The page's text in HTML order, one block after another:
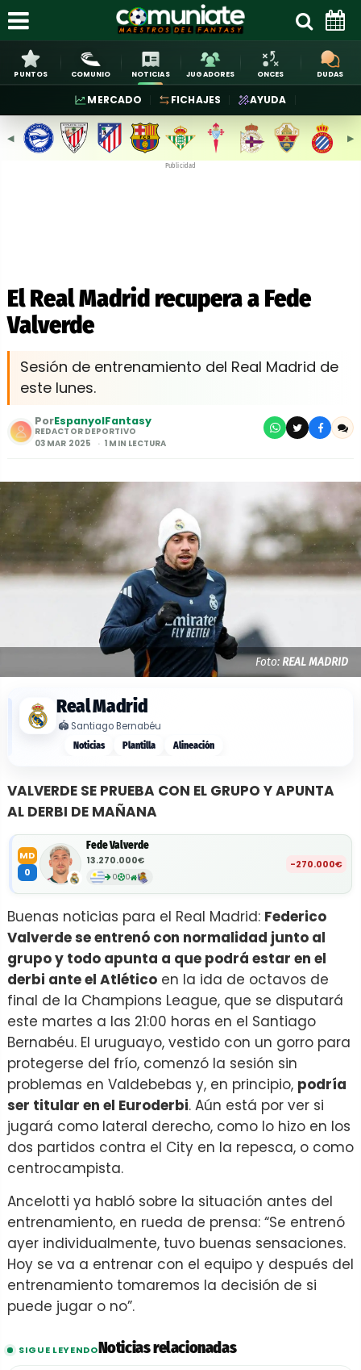
PUNTOS COMUNIO NOTICIAS JUGADORES ONCES DUDAS
MERCADO FICHAJES AYUDA
◀︎ ▶︎
Publicidad
El Real Madrid recupera a Fede
Valverde
Sesión de entrenamiento del Real Madrid de
este lunes.
PorEspanyolFantasy
REDACTOR DEPORTIVO
03 MAR 2025
1 MIN LECTURA
Foto:REAL MADRID
Real Madrid
🏟️ Santiago Bernabéu
Noticias Plantilla Alineación
VALVERDE SE PRUEBA CON EL GRUPO Y APUNTA
AL DERBI DE MAÑANA
MD
0
Fede Valverde
13.270.000€
0 0
-270.000€
Buenas noticias para el Real Madrid: Federico
Valverde se entrenó con normalidad junto al
grupo y todo apunta a que podrá estar en el
derbi ante el Atlético en la ida de octavos de
final de la Champions League, que se disputará
este martes a las 21:00 horas en el Santiago
Bernabéu. El uruguayo, vestido con un gorro para
protegerse del frío, comenzó la sesión sin
problemas en Valdebebas y, en principio, podría
ser titular en el Euroderbi. Aún está por ver si
jugará como lateral derecho, como lo hizo en los
dos partidos contra el City en la repesca, o como
centrocampista.
Ancelotti ya habló sobre la situación antes del
entrenamiento, en rueda de prensa: “Se entrenó
ayer individualmente, tuvo buenas sensaciones.
Hoy se va a entrenar con el equipo y después del
entrenamiento tomaremos la decisión de si
puede jugar o no”.
SIGUE LEYENDONoticias relacionadas